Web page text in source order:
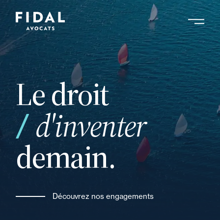
Aller
au
contenu
principalRechercher un mot clé, un professionnel ....
Le droit
d'inventer
demain.
Découvrez nos engagements
votre